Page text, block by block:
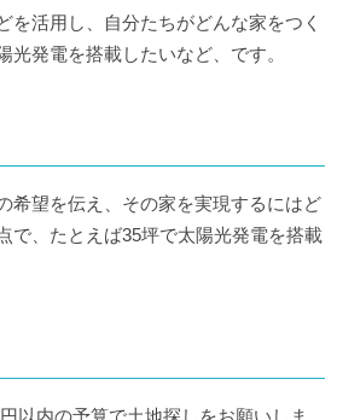
を活用し、自分たちがどんな家をつく
発電を搭載したいなど、です。
希望を伝え、その家を実現するにはど
で、たとえば35坪で太陽光発電を搭載
以内の予算で土地探しをお願いしま